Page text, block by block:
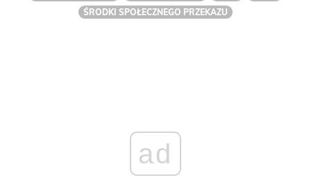
ŚRODKI SPOŁECZNEGO PRZEKAZU
ad